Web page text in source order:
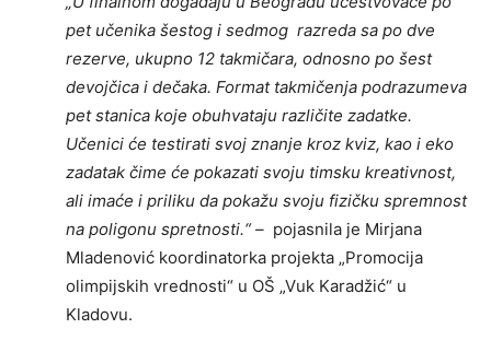
pet učenika šestog i sedmog razreda sa po dve
rezerve, ukupno 12 takmičara, odnosno po šest
devojčica i dečaka. Format takmičenja podrazumeva
pet stanica koje obuhvataju različite zadatke.
Učenici će testirati svoj znanje kroz kviz, kao i eko
zadatak čime će pokazati svoju timsku kreativnost,
ali imaće i priliku da pokažu svoju fizičku spremnost
na poligonu spretnosti.“ – pojasnila je Mirjana
Mladenović koordinatorka projekta „Promocija
olimpijskih vrednosti“ u OŠ „Vuk Karadžić“ u
Kladovu.